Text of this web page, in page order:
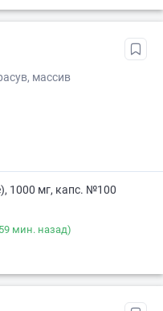
массив
1000 мг, капс. №100
мин. назад)